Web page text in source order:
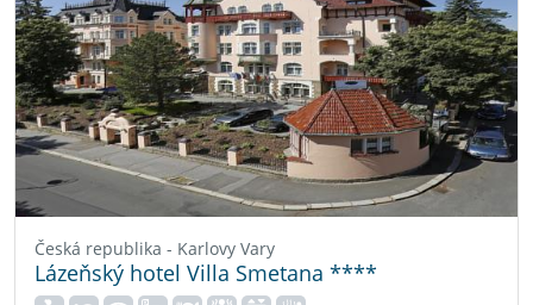
Česká republika - Karlovy Vary
Lázeňský hotel Villa Smetana ****